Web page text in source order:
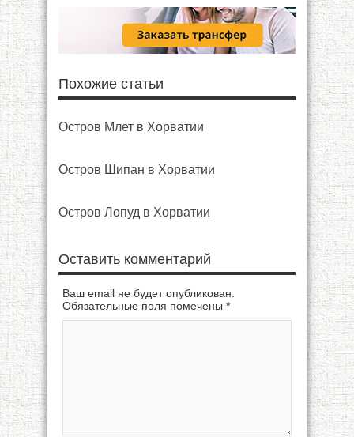
Похожие статьи
Остров Млет в Хорватии
Остров Шипан в Хорватии
Остров Лопуд в Хорватии
Оставить комментарий
Ваш email не будет опубликован.
Обязательные поля помечены *